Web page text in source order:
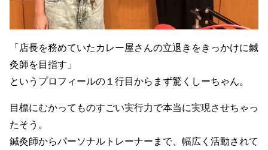
「店長を務めていたカレー屋さんの立退きをきっかけに鍼
灸師を目指す」
というプロフィールの１行目からまず驚くしーちゃん。
目標にむかってものすごい実行力で本当に実現させちゃっ
たそう。
鍼灸師からパーソナルトレーナーまで、幅広く活動されて